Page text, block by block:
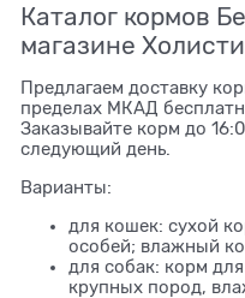
Каталог кормов
магазине
Предлагаем доставку
пределах МКАД
Заказывайте корм до
следующий день.
Варианты:
для кошек: сухой
особей; влажный
для собак: корм
крупных пород,